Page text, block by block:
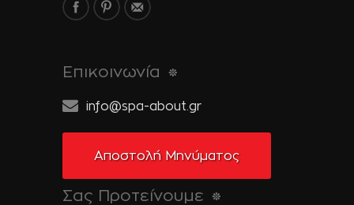
Επικοινωνία
info@spa-about.gr
Αποστολή Μηνύματος
Σας Προτείνουμε